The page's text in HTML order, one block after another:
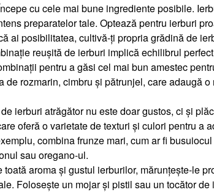
cu cele mai bune ingrediente posibile.
preparatelor tale. Optează pentru ierburi
ai posibilitatea, cultivă-ți propria grădină de
reușită de ierburi implică echilibrul
pentru a găsi cel mai bun amestec
rozmarin, cimbru și pătrunjel, care adaugă o
ierburi atrăgător nu este doar gustos, ci și
oferă o varietate de texturi și culori pentru a
combina frunze mari, cum ar fi
sau oregano-ul.
toată aroma și gustul ierburilor, mărunțește-le
Folosește un mojar și pistil sau un tocător de